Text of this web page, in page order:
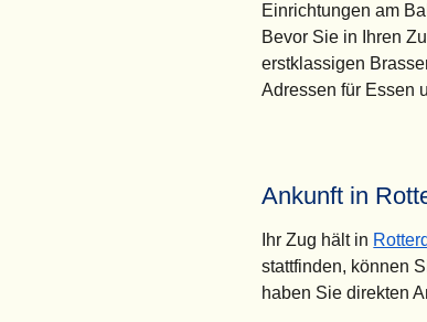
Einrichtungen am
Bevor Sie in Ihren
erstklassigen
Adressen für Essen
Ankunft in
Ihr Zug hält in
stattfinden, können
haben Sie direkten